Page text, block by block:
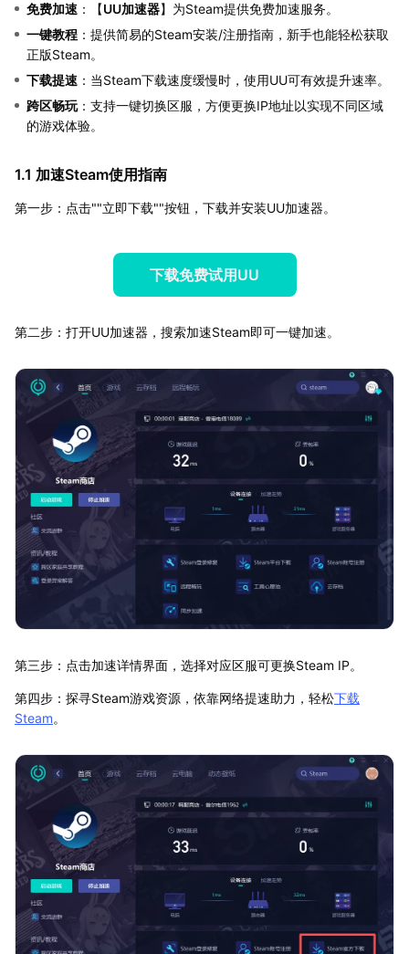
免费加速 ：【UU加速器】为Steam提供免费加速服务。
一键教程 ：提供简易的Steam安装/注册指南，新手也能轻松获取
正版Steam。
下载提速 ：当Steam下载速度缓慢时，使用UU可有效提升速率。
跨区畅玩：支持一键切换区服，方便更换IP地址以实现不同区域
的游戏体验。
1.1 加速Steam使用指南
第一步：点击""立即下载""按钮，下载并安装UU加速器。
下载免费试用UU
第二步：打开UU加速器，搜索加速Steam即可一键加速。
第三步：点击加速详情界面，选择对应区服可更换Steam IP。
第四步：探寻Steam游戏资源，依靠网络提速助力，轻松下载
Steam。